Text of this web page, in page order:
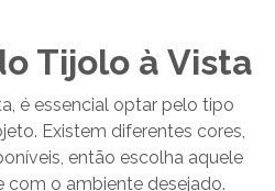
Tijolo à Vista
é essencial optar pelo tipo
Existem diferentes cores,
então escolha aquele
com o ambiente desejado.